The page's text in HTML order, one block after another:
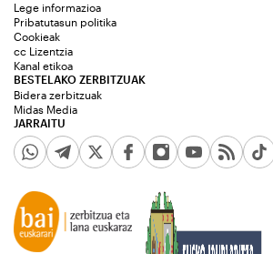
JARRAITU
Lege informazioa
Pribatutasun politika
Cookieak
cc Lizentzia
Kanal etikoa
BESTELAKO ZERBITZUAK
Bidera zerbitzuak
Midas Media